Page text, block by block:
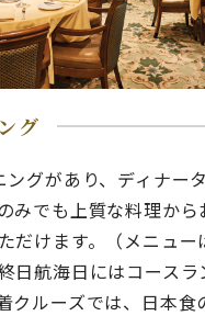
グ
グがあり、ディナー
みでも上質な料理から
だけます。（メニュー
日航海日にはコースラ
クルーズでは、日本食